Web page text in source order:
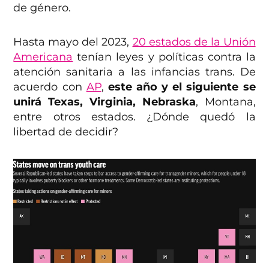
de género.
Hasta mayo del 2023, 20 estados de la Unión
Americana tenían leyes y políticas contra la
atención sanitaria a las infancias trans. De
acuerdo con AP, este año y el siguiente se
unirá Texas, Virginia, Nebraska, Montana,
entre otros estados. ¿Dónde quedó la
libertad de decidir?